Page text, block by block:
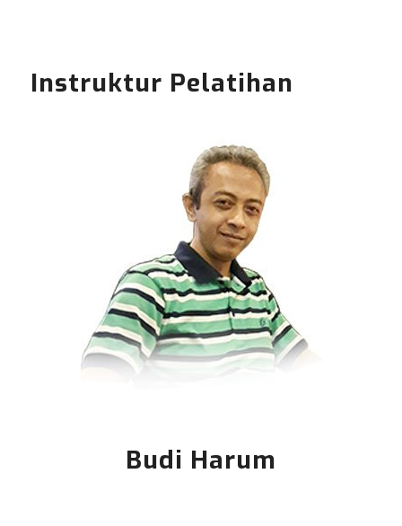
Instruktur Pelatihan
Budi Harum